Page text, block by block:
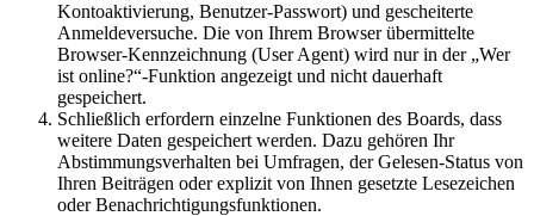
Kontoaktivierung, Benutzer-Passwort) und gescheiterte
Anmeldeversuche. Die von Ihrem Browser übermittelte
Browser-Kennzeichnung (User Agent) wird nur in der „Wer
ist online?“-Funktion angezeigt und nicht dauerhaft
gespeichert.
Schließlich erfordern einzelne Funktionen des Boards, dass
weitere Daten gespeichert werden. Dazu gehören Ihr
Abstimmungsverhalten bei Umfragen, der Gelesen-Status von
Ihren Beiträgen oder explizit von Ihnen gesetzte Lesezeichen
oder Benachrichtigungsfunktionen.